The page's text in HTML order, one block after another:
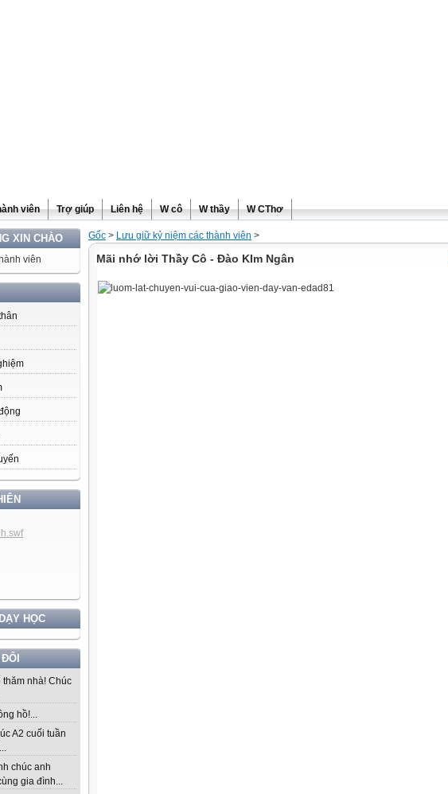
viên Trợ giúp Liên hệ W cô W thầy W CThơ
XIN CHÀO
viên
HỌC
nhà! Chúc
hồ!...
A2 cuối tuần
chúc anh
gia đình...
Gốc > Lưu giữ kỷ niệm các thành viên >
Mãi nhớ lời Thầy Cô - Đào KIm Ngân